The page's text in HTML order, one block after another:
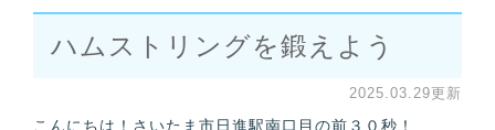
ハムストリングを鍛えよう
2025.03.29更新
こんにちは！さいたま市日進駅南口目の前３０秒！